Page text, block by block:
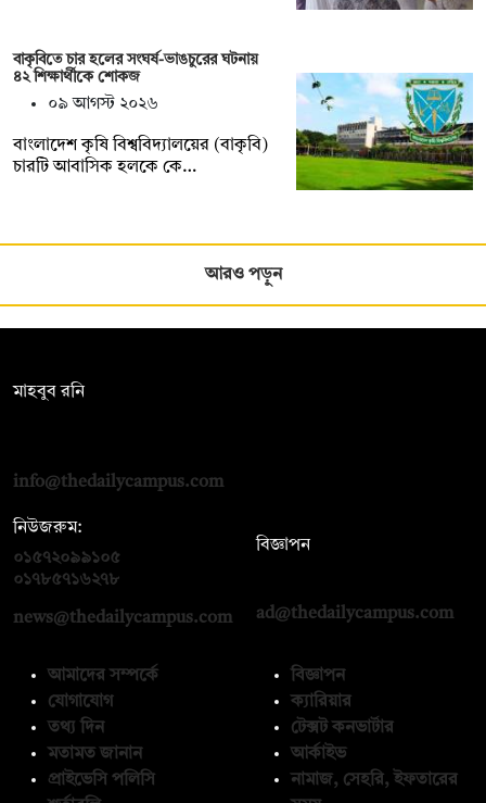
বাকৃবিতে চার হলের সংঘর্ষ-ভাঙচুরের ঘটনায়
৪২ শিক্ষার্থীকে শোকজ
০৯ আগস্ট ২০২৬
বাংলাদেশ কৃষি বিশ্ববিদ্যালয়ের (বাকৃবি)
চারটি আবাসিক হলকে কে…
আরও পড়ুন
মাহবুব রনি
info@thedailycampus.com
নিউজরুম:
০১৫৭২০৯৯১০৫
০১৭৮৫৭১৬২৭৮
news@thedailycampus.com
বিজ্ঞাপন
ad@thedailycampus.com
আমাদের সম্পর্কে
যোগাযোগ
তথ্য দিন
মতামত জানান
প্রাইভেসি পলিসি
বিজ্ঞাপন
ক্যারিয়ার
টেক্সট কনভার্টার
আর্কাইভ
নামাজ, সেহরি, ইফতারের